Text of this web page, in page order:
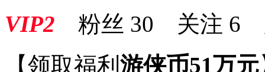
VIP2 粉丝 30 关注 6
【领取福利 游侠币51万元